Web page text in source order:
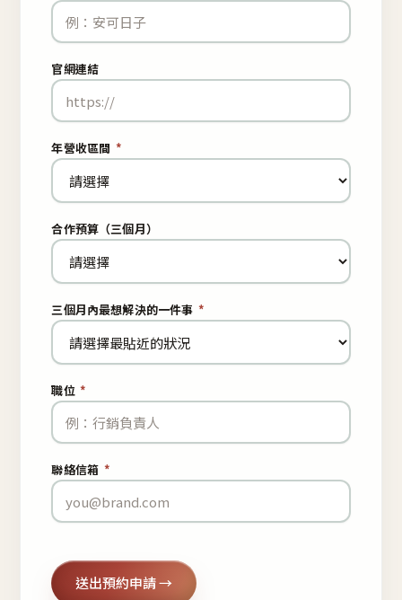
官網連結
年營收區間 *
合作預算（三個月）
三個月內最想解決的一件事 *
職位 *
聯絡信箱 *
送出預約申請 →